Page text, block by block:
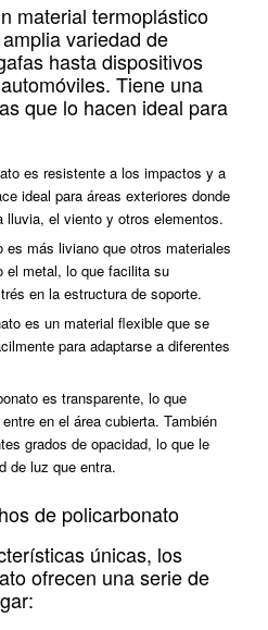
material termoplástico
variedad de
hasta dispositivos
Tiene una
que lo hacen ideal para
es resistente a los impactos y a
ideal para áreas exteriores donde
lluvia, el viento y otros elementos.
es más liviano que otros materiales
el metal, lo que facilita su
en la estructura de soporte.
es un material flexible que se
para adaptarse a diferentes
es transparente, lo que
en el área cubierta. También
grados de opacidad, lo que le
de luz que entra.
de policarbonato
únicas, los
ofrecen una serie de